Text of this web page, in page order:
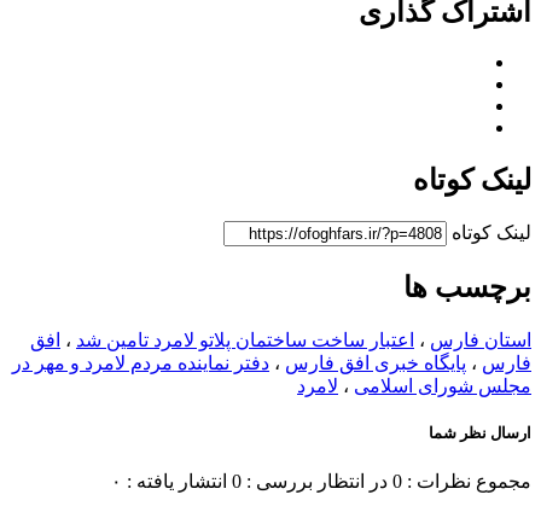
اشتراک گذاری
لینک کوتاه
لینک کوتاه
برچسب ها
استان فارس ، اعتبار ساخت ساختمان پلاتو لامرد تامین شد ، افق
فارس ، پایگاه خبری افق فارس ، دفتر نماینده مردم لامرد و مهر در
مجلس شورای اسلامی ، لامرد
ارسال نظر شما
مجموع نظرات : 0 در انتظار بررسی : 0 انتشار یافته : ۰